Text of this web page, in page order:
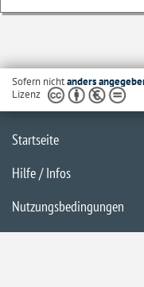
Sofern nichtanders
Lizenz
Startseite
Hilfe / Infos
Nutzungsbedingungen